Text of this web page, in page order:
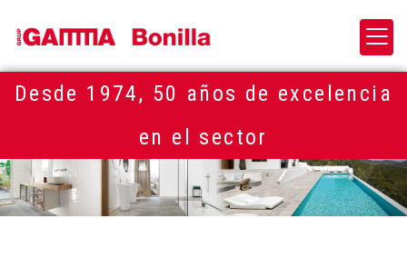
Desde 1974, 50 años de excelencia
en el sector